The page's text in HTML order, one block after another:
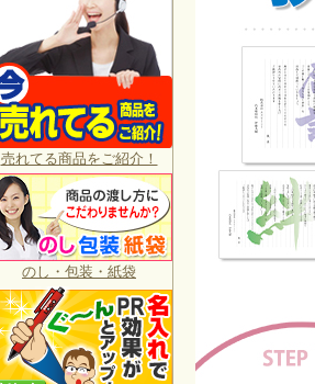
売れてる商品をご紹介！
のし・包装・紙袋